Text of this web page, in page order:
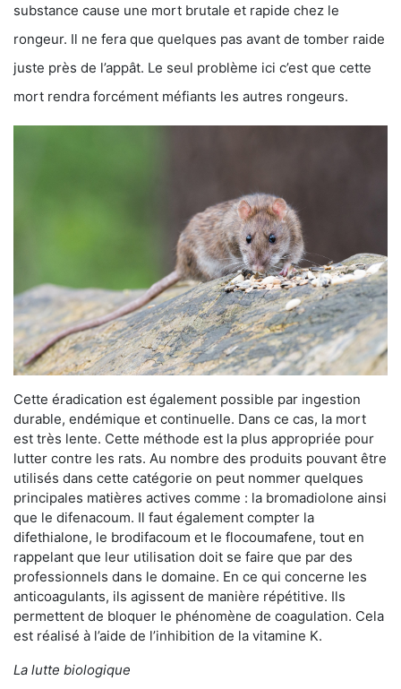
substance cause une mort brutale et rapide chez le
rongeur. Il ne fera que quelques pas avant de tomber raide
juste près de l’appât. Le seul problème ici c’est que cette
mort rendra forcément méfiants les autres rongeurs.
Cette éradication est également possible par ingestion
durable, endémique et continuelle. Dans ce cas, la mort
est très lente. Cette méthode est la plus appropriée pour
lutter contre les rats. Au nombre des produits pouvant être
utilisés dans cette catégorie on peut nommer quelques
principales matières actives comme : la bromadiolone ainsi
que le difenacoum. Il faut également compter la
difethialone, le brodifacoum et le flocoumafene, tout en
rappelant que leur utilisation doit se faire que par des
professionnels dans le domaine. En ce qui concerne les
anticoagulants, ils agissent de manière répétitive. Ils
permettent de bloquer le phénomène de coagulation. Cela
est réalisé à l’aide de l’inhibition de la vitamine K.
La lutte biologique